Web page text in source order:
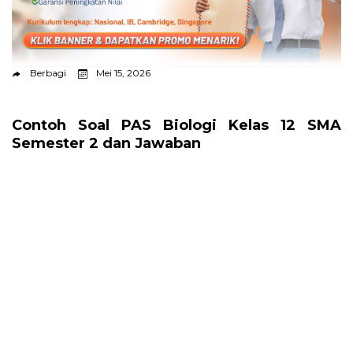
Berbagi Mei 15, 2026
Contoh Soal PAS Biologi Kelas 12 SMA
Semester 2 dan Jawaban